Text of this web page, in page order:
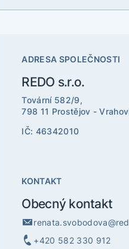
ADRESA SPOLEČNOSTI
REDO s.r.o.
Tovární 582/9,
798 11 Prostějov -
IČ: 46342010
KONTAKT
Obecný kontakt
+420 582 330 912